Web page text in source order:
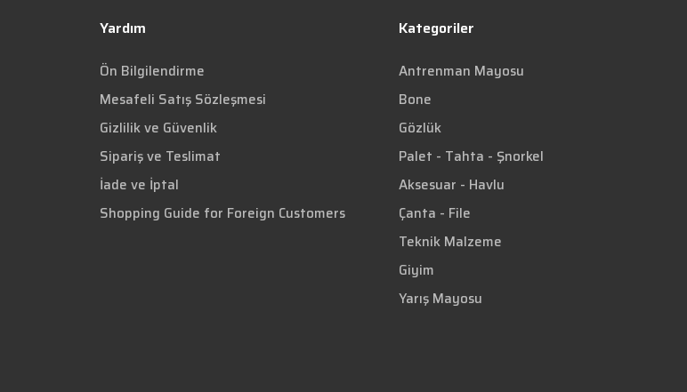
Yardım
Ön Bilgilendirme
Mesafeli Satış Sözleşmesi
Gizlilik ve Güvenlik
Sipariş ve Teslimat
İade ve İptal
Shopping Guide for Foreign Customers
Kategoriler
Antrenman Mayosu
Bone
Gözlük
Palet - Tahta - Şnorkel
Aksesuar - Havlu
Çanta - File
Teknik Malzeme
Giyim
Yarış Mayosu